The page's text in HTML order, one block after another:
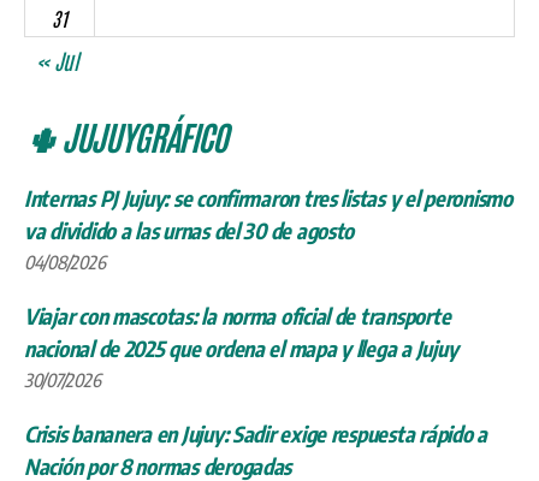
31
« Jul
🌵 JUJUYGRÁFICO
Internas PJ Jujuy: se confirmaron tres listas y el peronismo
va dividido a las urnas del 30 de agosto
04/08/2026
Viajar con mascotas: la norma oficial de transporte
nacional de 2025 que ordena el mapa y llega a Jujuy
30/07/2026
Crisis bananera en Jujuy: Sadir exige respuesta rápido a
Nación por 8 normas derogadas